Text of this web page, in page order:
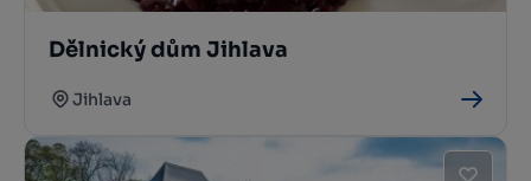
Dělnický dům Jihlava
Jihlava